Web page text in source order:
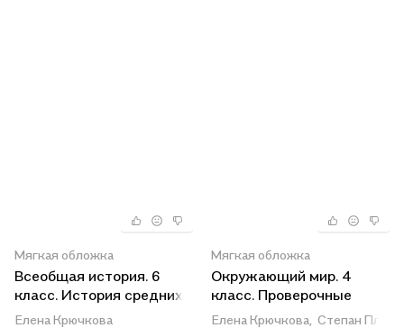
Мягкая обложка
Всеобщая история. 6
класс. История средних
веков. Рабочая тетрадь.
Елена Крючкова
Мягкая обложка
Окружающий мир. 4
класс. Проверочные
работы. Учебное пособие
Елена Крючкова, Степан